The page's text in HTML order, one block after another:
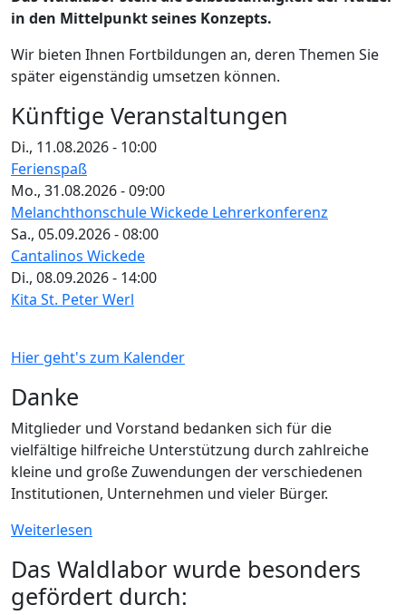
in den Mittelpunkt seines Konzepts.
Wir bieten Ihnen Fortbildungen an, deren Themen Sie
später eigenständig umsetzen können.
Künftige Veranstaltungen
Di., 11.08.2026 - 10:00
Ferienspaß
Mo., 31.08.2026 - 09:00
Melanchthonschule Wickede Lehrerkonferenz
Sa., 05.09.2026 - 08:00
Cantalinos Wickede
Di., 08.09.2026 - 14:00
Kita St. Peter Werl
Hier geht's zum Kalender
Danke
Mitglieder und Vorstand bedanken sich für die
vielfältige hilfreiche Unterstützung durch zahlreiche
kleine und große Zuwendungen der verschiedenen
Institutionen, Unternehmen und vieler Bürger.
Weiterlesen
Das Waldlabor wurde besonders
gefördert durch: